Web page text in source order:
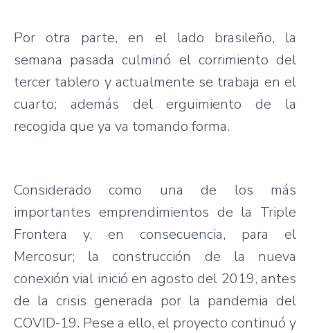
Por otra parte, en el lado brasileño, la
semana pasada culminó el corrimiento del
tercer tablero y actualmente se trabaja en el
cuarto; además del erguimiento de la
recogida que ya va tomando forma.
Considerado como una de los más
importantes emprendimientos de la Triple
Frontera y, en consecuencia, para el
Mercosur; la construcción de la nueva
conexión vial inició en agosto del 2019, antes
de la crisis generada por la pandemia del
COVID-19. Pese a ello, el proyecto continuó y